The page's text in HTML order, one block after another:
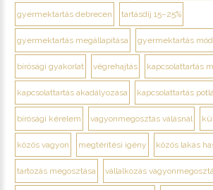
gyermektartás debrecen tartásdíj 15–25%
gyermektartás megállapítása gyermektartás
bírósági gyakorlat végrehajtás kapcsolattartás
kapcsolattartás akadályozása kapcsolattartás
bírósági kérelem vagyonmegosztás válásnál
közös vagyon megtérítési igény közös lakás
tartozás megosztása vállalkozás